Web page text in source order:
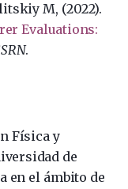
M, (2022).
Evaluations:
.
Física y
de
en el ámbito de